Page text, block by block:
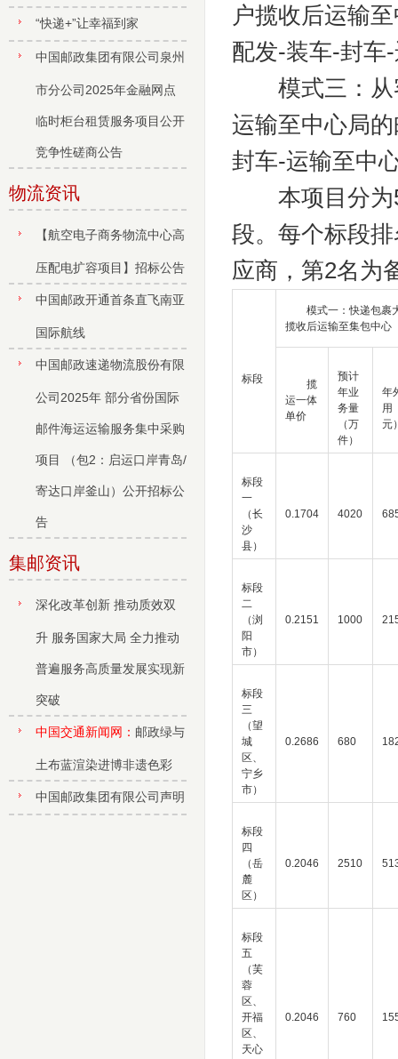
“快递+”让幸福到家
中国邮政集团有限公司泉州
市分公司2025年金融网点
临时柜台租赁服务项目公开
竞争性磋商公告
物流资讯
【航空电子商务物流中心高
压配电扩容项目】招标公告
中国邮政开通首条直飞南亚
国际航线
中国邮政速递物流股份有限
公司2025年 部分省份国际
邮件海运运输服务集中采购
项目 （包2：启运口岸青岛/
寄达口岸釜山）公开招标公
告
集邮资讯
深化改革创新 推动质效双
升 服务国家大局 全力推动
普遍服务高质量发展实现新
突破
中国交通新闻网： 邮政绿与
土布蓝渲染进博非遗色彩
中国邮政集团有限公司声明
户揽收后运输
配发-装车-封车
模式三：从客
运输至中心局
封车-运输至中
本项目分为5
段。每个标段
应商，第2名为
标段
模式一：快递包裹
揽收后运输至集包中心
揽
运一体
单价
预计
年业
务量
（万
件）
年
用
元
标段
一
（长
沙
县）
0.1704 4020
标段
二
（浏
阳
市）
0.2151 1000
标段
三
（望
城
区、
宁乡
市）
0.2686 680
标段
四
（岳
麓
区）
0.2046 2510
标段
五
（芙
蓉
区、
开福
区、
天心
0.2046 760